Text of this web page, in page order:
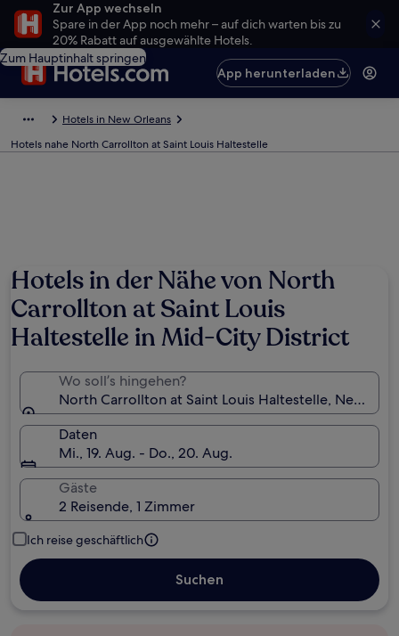
Zur App wechseln
Spare in der App noch mehr – auf dich warten bis zu
20% Rabatt auf ausgewählte Hotels.
Zum Hauptinhalt springen
App herunterladen
Hotels in New Orleans
Hotels nahe North Carrollton at Saint Louis Haltestelle
Hotels in der Nähe von North
Carrollton at Saint Louis
Haltestelle in Mid-City District
Wo soll’s hingehen?
North Carrollton at Saint Louis Haltestelle, New
Daten
Mi., 19. Aug. - Do., 20. Aug.
Gäste
2 Reisende, 1 Zimmer
Ich reise geschäftlich
Suchen